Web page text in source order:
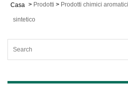
Casa > Prodotti > Prodotti chimici aromatici
sintetico